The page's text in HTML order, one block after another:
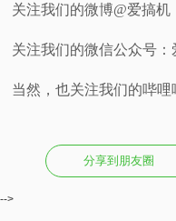
关注我们的微博@爱搞机
关注我们的微信公众号：
当然，也关注我们的哔
分享到朋友圈
-->